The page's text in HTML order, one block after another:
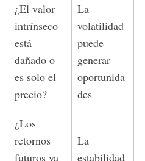
¿El valor
intrínseco
está
dañado o
es solo el
precio?
La
volatilidad
puede
generar
oportunida
des
¿Los
retornos
futuros ya
La
estabilidad